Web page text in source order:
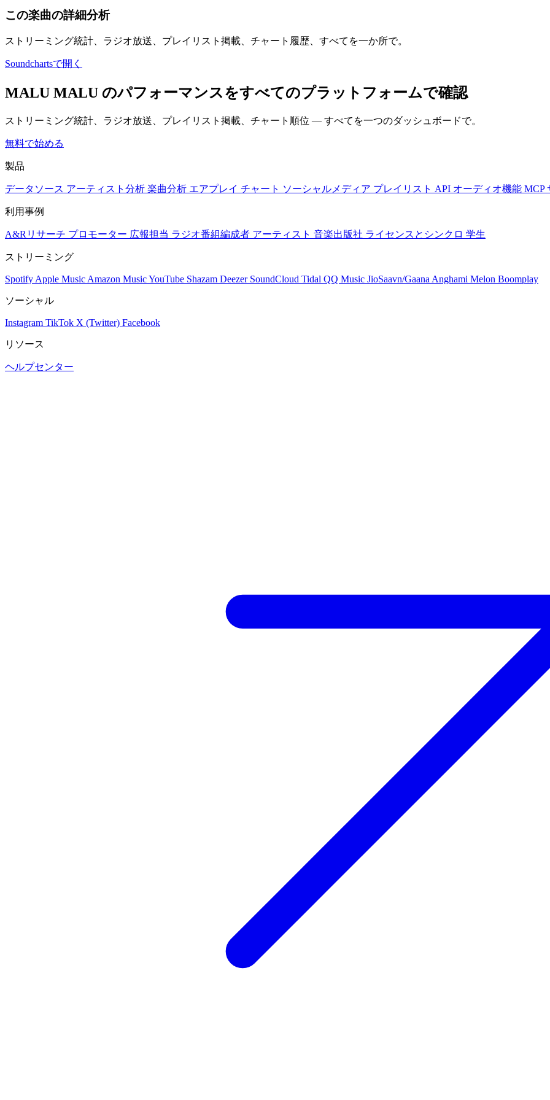
この楽曲の詳細分析
ストリーミング統計、ラジオ放送、プレイリスト掲載、チャート履歴、すべてを一か所で。
Soundchartsで開く
MALU MALU のパフォーマンスをすべてのプラットフォームで確認
ストリーミング統計、ラジオ放送、プレイリスト掲載、チャート順位 — すべてを一つのダッシュボードで。
無料で始める
製品
データソース アーティスト分析 楽曲分析 エアプレイ チャート ソーシャルメディア プレイリスト API オーディオ機能 MCP
利用事例
A&Rリサーチ プロモーター 広報担当 ラジオ番組編成者 アーティスト 音楽出版社 ライセンスとシンクロ 学生
ストリーミング
Spotify Apple Music Amazon MusicYouTube Shazam Deezer SoundCloud Tidal QQ Music JioSaavn/Gaana Anghami Melon Boomplay
ソーシャル
Instagram TikTok X (Twitter) Facebook
リソース
ヘルプセンター